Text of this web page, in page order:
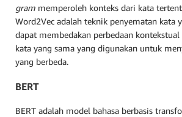
gram memperoleh konteks dari kata
Word2Vec adalah teknik penyematan kata
dapat membedakan perbedaan kontekstual
kata yang sama yang digunakan untuk
yang berbeda.
BERT
BERT adalah model bahasa berbasis